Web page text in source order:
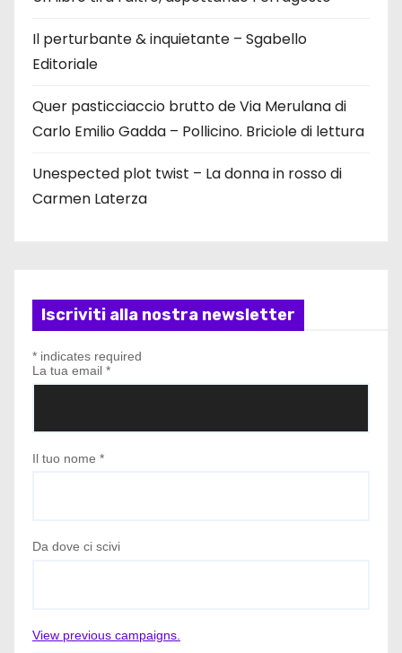
Il perturbante & inquietante – Sgabello
Editoriale
Quer pasticciaccio brutto de Via Merulana di
Carlo Emilio Gadda – Pollicino. Briciole di lettura
Unespected plot twist – La donna in rosso di
Carmen Laterza
Iscriviti alla nostra newsletter
* indicates required
La tua email *
Il tuo nome *
Da dove ci scivi
View previous campaigns.